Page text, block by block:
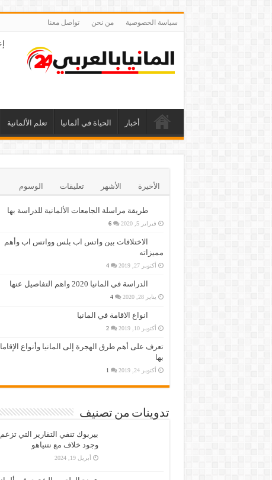
سياسة الخصوصية من نحن تواصل معنا
أخبار الحياة في ألمانيا تعلم الألمانية
الأخيرة الأشهر تعليقات الوسوم
طريقة مراسلة الجامعات الألمانية للدراسة بها
فبراير 5, 2020 6
الاختلافات بين واتس اب بلس وواتس اب وأهم
مميزاته
أكتوبر 27, 2019 4
الدراسة في المانيا 2020 واهم التفاصيل عنها
يناير 28, 2020 4
انواع الاقامة في المانيا
أكتوبر 10, 2019 2
تعرف على أهم طرق الهجرة إلى المانيا وأنواع
بها
أكتوبر 24, 2019 1
تدوينات من تصنيف
بيربوك تنفي التقارير التي تزعم
وجود خلاف مع نتنياهو
أبريل 19, 2024